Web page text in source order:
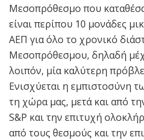
Μεσοπρόθεσμο που
είναι περίπου 10 μονάδες
ΑΕΠ για όλο το χρονικό
Μεσοπρόθεσμου, δηλαδή
λοιπόν, μία καλύτερη
Ενισχύεται η εμπιστοσύνη
τη χώρα μας, μετά και από
S&P και την επιτυχή
από τους θεσμούς και την